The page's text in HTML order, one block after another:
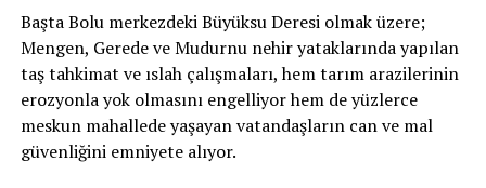
Başta Bolu merkezdeki Büyüksu Deresi olmak üzere;
Mengen, Gerede ve Mudurnu nehir yataklarında yapılan
taş tahkimat ve ıslah çalışmaları, hem tarım arazilerinin
erozyonla yok olmasını engelliyor hem de yüzlerce
meskun mahallede yaşayan vatandaşların can ve mal
güvenliğini emniyete alıyor.